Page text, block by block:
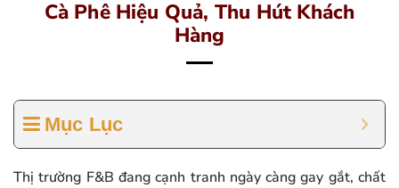
Cà Phê Hiệu Quả, Thu Hút Khách
Hàng
Mục Lục
Thị trường F&B đang cạnh tranh ngày càng gay gắt, chất